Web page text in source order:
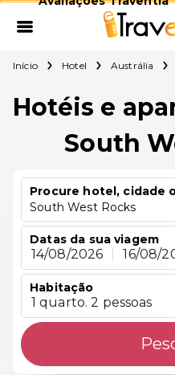
Início Hotel Austrália
Hotéis e
South
Procure hotel, cidade
South West Rocks
Datas da sua viagem
14/08/2026 16/08/
Habitação
1 quarto. 2 pessoas